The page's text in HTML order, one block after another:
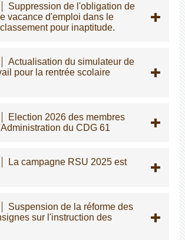
Suppression de l'obligation de
vacance d'emploi dans le
pour inaptitude.
Actualisation du simulateur de
pour la rentrée scolaire
Election 2026 des membres
du CDG 61
La campagne RSU 2025 est
Suspension de la réforme des
sur l'instruction des